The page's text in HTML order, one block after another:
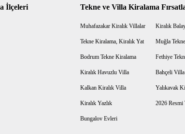
İlçeleri Tekne ve Villa Kiralama
Muhafazakar Kiralık Villalar Kiralık
Tekne Kiralama, Kiralık Yat Muğla
Bodrum Tekne Kiralama Fethiye
Kiralık Havuzlu Villa Bahçeli
Kalkan Kiralık Villa Yalıkavak
Kiralık Yazlık 2026 Resmi
Bungalov Evleri